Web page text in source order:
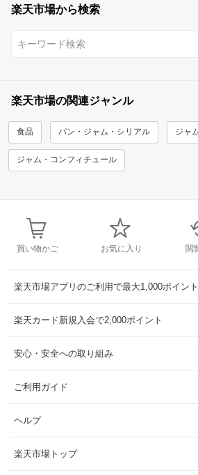
楽天市場から検索
楽天市場の関連ジャンル
食品 パン・ジャム・シリアル ジャ
ジャム・コンフィチュール
買い物かご お気に入り 閲
楽天市場アプリのご利用で最大1,000ポイント
楽天カード新規入会で2,000ポイント
安心・安全への取り組み
ご利用ガイド
ヘルプ
楽天市場トップ